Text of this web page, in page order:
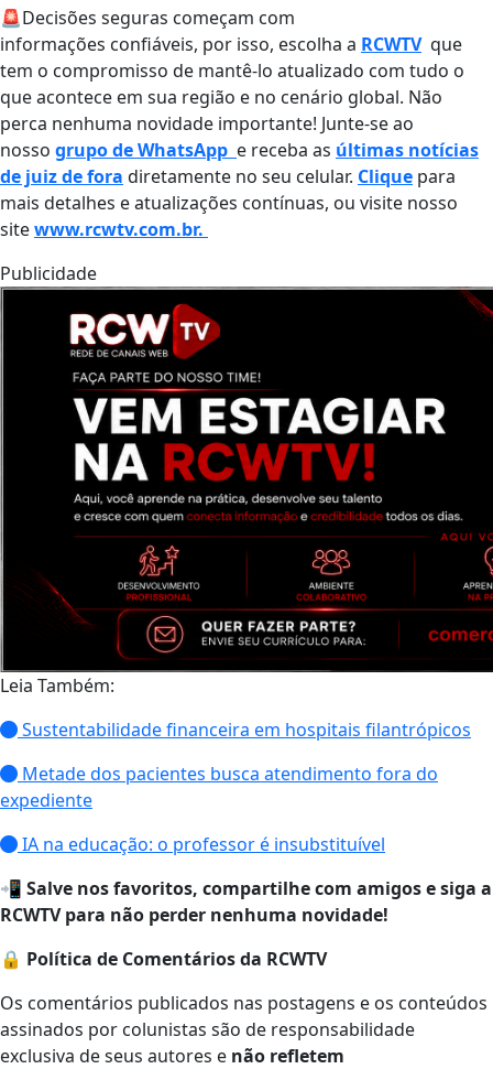
🚨Decisões seguras começam com
informações confiáveis, por isso, escolha a RCWTVque
tem o compromisso de mantê-lo atualizado com tudo o
que acontece em sua região e no cenário global. Não
perca nenhuma novidade importante! Junte-se ao
nosso grupo de WhatsApp e receba as últimas notícias
de juiz de fora diretamente no seu celular. Clique para
mais detalhes e atualizações contínuas, ou visite nosso
sitewww.rcwtv.com.br.
Publicidade
Leia Também:
Sustentabilidade financeira em hospitais filantrópicos
Metade dos pacientes busca atendimento fora do
expediente
IA na educação: o professor é insubstituível
📲 Salve nos favoritos, compartilhe com amigos e siga a
RCWTV para não perder nenhuma novidade!
🔒 Política de Comentários da RCWTV
Os comentários publicados nas postagens e os conteúdos
assinados por colunistas são de responsabilidade
exclusiva de seus autores e não refletem